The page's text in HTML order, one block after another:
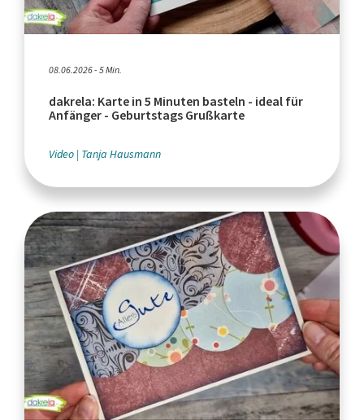
08.06.2026 - 5 Min.
dakrela: Karte in 5 Minuten basteln - ideal für
Anfänger - Geburtstags Grußkarte
Video Tanja Hausmann